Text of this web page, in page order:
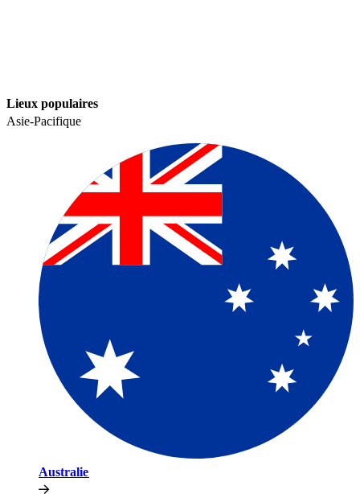
Lieux populaires​​
Asie-Pacifique​​
Australie​​